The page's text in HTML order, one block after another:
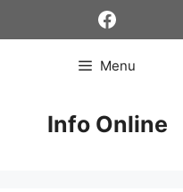
Facebook
Menu
Info Online